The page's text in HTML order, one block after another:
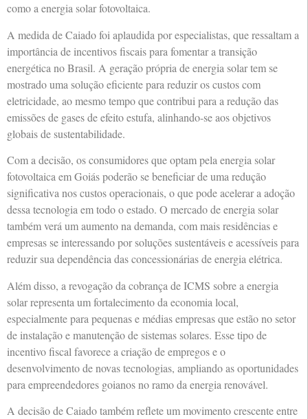
como a energia solar fotovoltaica.
A medida de Caiado foi aplaudida por especialistas, que ressaltam a
importância de incentivos fiscais para fomentar a transição
energética no Brasil. A geração própria de energia solar tem se
mostrado uma solução eficiente para reduzir os custos com
eletricidade, ao mesmo tempo que contribui para a redução das
emissões de gases de efeito estufa, alinhando-se aos objetivos
globais de sustentabilidade.
Com a decisão, os consumidores que optam pela energia solar
fotovoltaica em Goiás poderão se beneficiar de uma redução
significativa nos custos operacionais, o que pode acelerar a adoção
dessa tecnologia em todo o estado. O mercado de energia solar
também verá um aumento na demanda, com mais residências e
empresas se interessando por soluções sustentáveis e acessíveis para
reduzir sua dependência das concessionárias de energia elétrica.
Além disso, a revogação da cobrança de ICMS sobre a energia
solar representa um fortalecimento da economia local,
especialmente para pequenas e médias empresas que estão no setor
de instalação e manutenção de sistemas solares. Esse tipo de
incentivo fiscal favorece a criação de empregos e o
desenvolvimento de novas tecnologias, ampliando as oportunidades
para empreendedores goianos no ramo da energia renovável.
A decisão de Caiado também reflete um movimento crescente entre